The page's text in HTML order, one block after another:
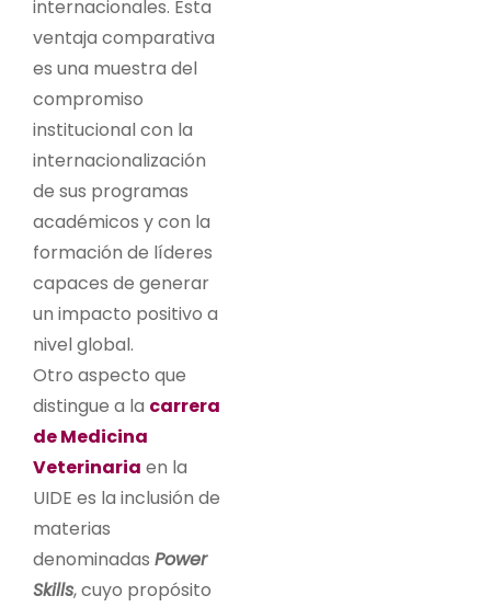
internacionales. Esta
ventaja comparativa
es una muestra del
compromiso
institucional con la
internacionalización
de sus programas
académicos y con la
formación de líderes
capaces de generar
un impacto positivo a
nivel global.
Otro aspecto que
distingue a la carrera
de Medicina
Veterinaria en la
UIDE es la inclusión de
materias
denominadas Power
Skills, cuyo propósito